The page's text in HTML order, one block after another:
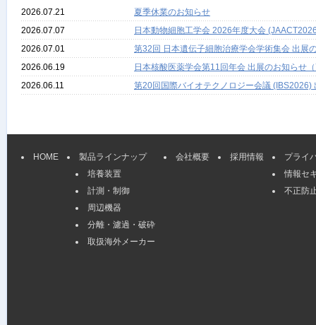
2026.07.21
夏季休業のお知らせ
2026.07.07
日本動物細胞工学会 2026年度大会
2026.07.01
第32回 日本遺伝子細胞治療学会学術集会 出展
2026.06.19
日本核酸医薬学会第11回年会 出展のお知らせ
2026.06.11
第20回国際バイオテクノロジー会議
HOME
製品ラインナップ
培養装置
計測・制御
周辺機器
分離・濾過・破砕
取扱海外メーカー
会社概要 採用情報
プライ
情報セ
不正防